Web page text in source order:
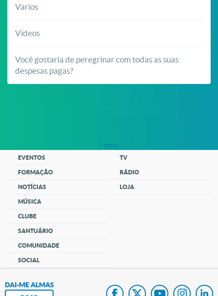
Varios
Vídeos
Você gostaria de peregrinar com todas as suas
despesas pagas?
↑ TOPO
EVENTOS
FORMAÇÃO
NOTÍCIAS
MÚSICA
CLUBE
SANTUÁRIO
COMUNIDADE
SOCIAL
TV
RÁDIO
LOJA
DAI-ME ALMAS